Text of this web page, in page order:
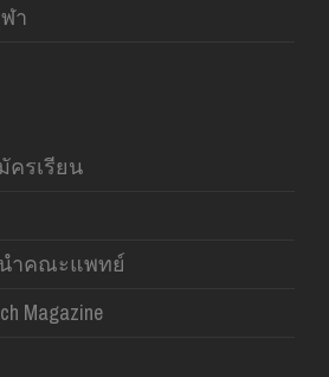
า
ครเรียน
ำคณะแพทย์
Magazine